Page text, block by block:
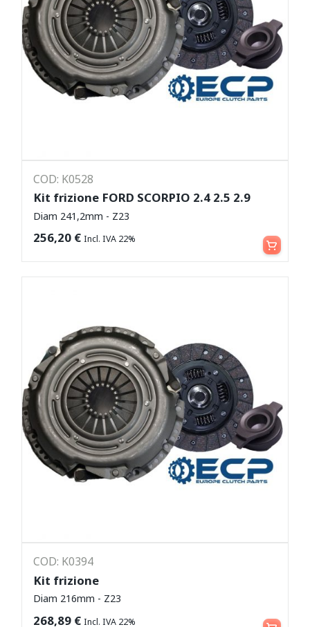
COD: K0528
Kit frizione FORD SCORPIO 2.4 2.5 2.9
Diam 241,2mm - Z23
256,20 € Incl. IVA 22% Aggiungi al carrello
COD: K0394
Kit frizione
Diam 216mm - Z23
268,89 € Incl. IVA 22% Leggi tutto